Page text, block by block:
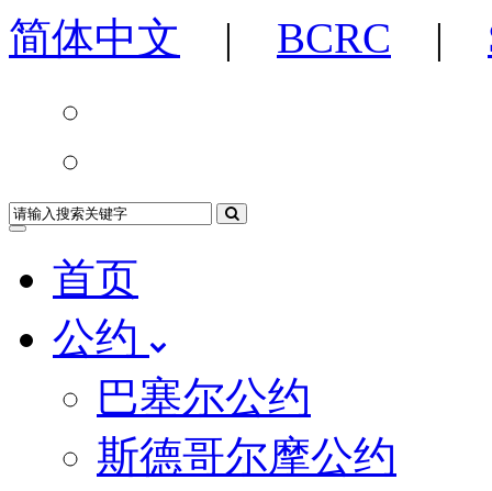
简体中文 | BCRC |
首页
公约
巴塞尔公约
斯德哥尔摩公约